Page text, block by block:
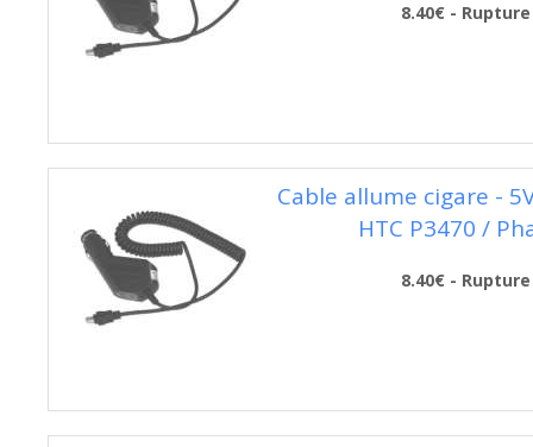
8.40€ - Rupture
Cable allume cigare -
HTC P3470 /
8.40€ - Rupture